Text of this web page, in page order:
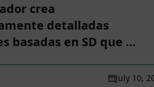
crea
detalladas
basadas en SD que …
July 10,